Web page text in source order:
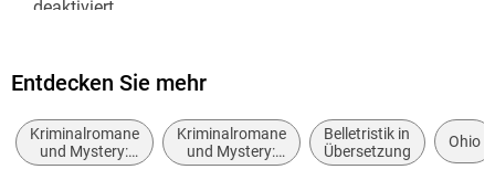
Reihe
Autor/Autorin
Übersetzung
deaktiviert
Logische Lesereihenfolge eingehalten
Seitenzahlen entsprechen der gedruckten Ausgabe
Hoher Farbkontrast für bessere Lesbarkeit
Entdecken Sie mehr
Kriminalromane
und Mystery:
weibliche
Kriminalromane
und Mystery:
Polizeiarbeit &
Belletristik in
Übersetzung
Ohio